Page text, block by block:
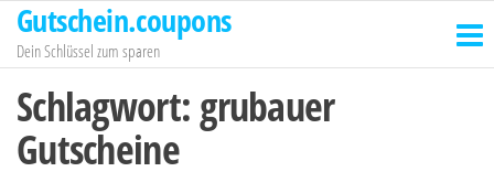
Zum
Inhalt
springen
Gutschein.coupons
Dein Schlüssel zum sparen
Schlagwort: grubauer
Gutscheine